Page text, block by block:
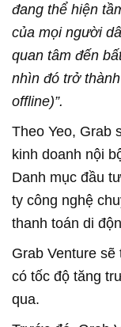
đang thể hiện
của mọi người
quan tâm đến
nhìn đó trở
offline)”.
Theo Yeo, Grab
kinh doanh nội
Danh mục đầu
ty công nghệ
thanh toán di
Grab Venture
có tốc độ tăng
qua.